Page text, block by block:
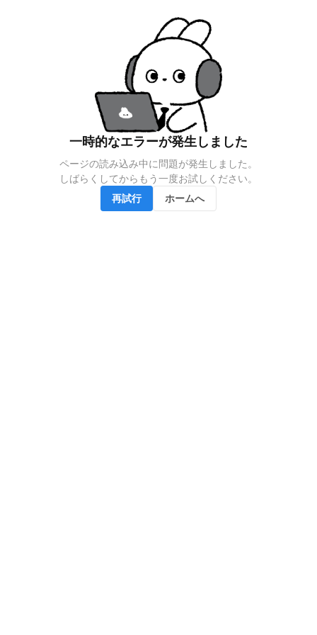
一時的なエラーが発生しました
ページの読み込み中に問題が発生しました。
しばらくしてからもう一度お試しください。
再試行
ホームへ